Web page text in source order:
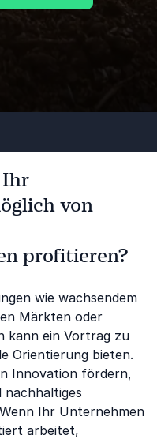
Ihr
von
profitieren?
wie wachsendem
Märkten oder
kann ein Vortrag zu
Orientierung bieten.
Innovation fördern,
nachhaltiges
Ihr Unternehmen
arbeitet,